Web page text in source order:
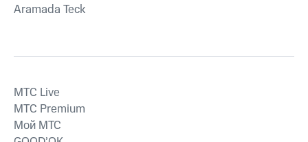
Aramada Teck
MTС Live
MTС Premium
Мой МТС